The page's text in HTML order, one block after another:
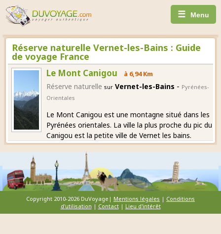
☰ Menu
Réserve naturelle Vernet-les-Bains : Guide
de voyage France
Le Mont Canigou à 6,94 Km
Réserve naturelle sur Vernet-les-Bains - Pyrénées-
Orientales
Le Mont Canigou est une montagne situé dans les
Pyrénées orientales. La ville la plus proche du pic du
Canigou est la petite ville de Vernet les bains.
Copyright 2010-2026 DuVoyage| Mentions légales | Conditions
d'utilisation | Contact| Lieu d'intérêt